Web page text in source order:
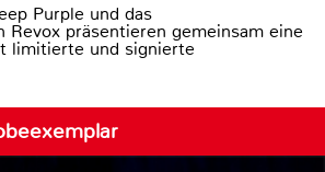
Purple und das
Revox präsentieren gemeinsam eine
limitierte und signierte